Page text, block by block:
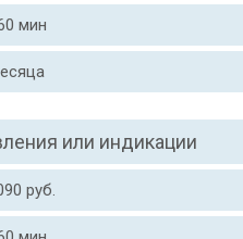
мин
или индикации
руб.